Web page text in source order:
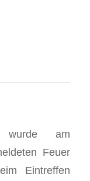
wurde am
Feuer
Eintreffen